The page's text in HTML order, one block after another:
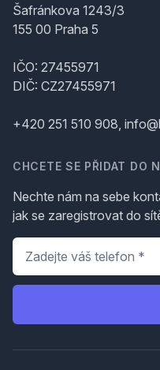
Šafránkova 1243/3
155 00 Praha 5
IČO: 27455971
DIČ: CZ27455971
+420 251 510 908,
CHCETE SE PŘIDAT DO
Nechte nám na sebe
jak se zaregistrovat do
Telefon